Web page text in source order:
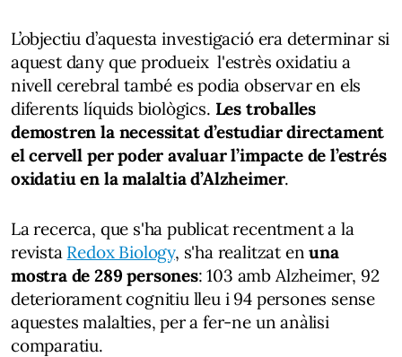
L’objectiu d’aquesta investigació era determinar si
aquest dany que produeix l'estrès oxidatiu a
nivell cerebral també es podia observar en els
diferents líquids biològics. Les troballes
demostren la necessitat d’estudiar directament
el cervell per poder avaluar l’impacte de l’estrés
oxidatiu en la malaltia d’Alzheimer.
La recerca, que s'ha publicat recentment a la
revista Redox Biology, s'ha realitzat enuna
mostra de 289 persones: 103 amb Alzheimer, 92
deteriorament cognitiu lleu i 94 persones sense
aquestes malalties, per a fer-ne un anàlisi
comparatiu.